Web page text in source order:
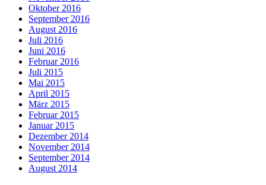
Oktober 2016
September 2016
August 2016
Juli 2016
Juni 2016
Februar 2016
Juli 2015
Mai 2015
April 2015
März 2015
Februar 2015
Januar 2015
Dezember 2014
November 2014
September 2014
August 2014